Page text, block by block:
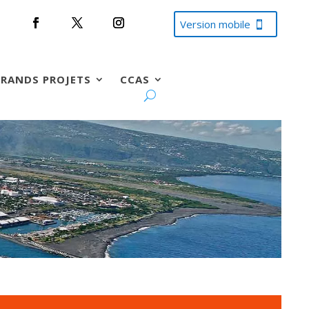
Version mobile
PROJETS CCAS